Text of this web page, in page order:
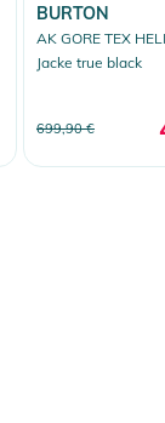
BURTON
AK GORE TEX
Jacke true black
699,90 €